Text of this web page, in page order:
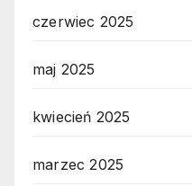
czerwiec 2025
maj 2025
kwiecień 2025
marzec 2025